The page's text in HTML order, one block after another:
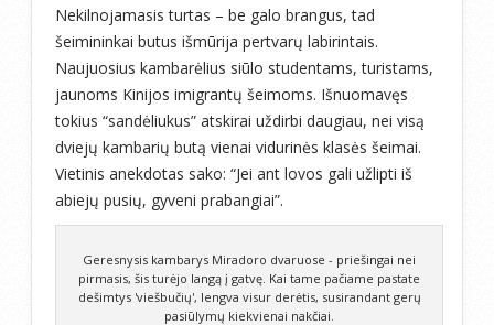
Nekilnojamasis turtas – be galo brangus, tad
šeimininkai butus išmūrija pertvarų labirintais.
Naujuosius kambarėlius siūlo studentams, turistams,
jaunoms Kinijos imigrantų šeimoms. Išnuomavęs
tokius “sandėliukus” atskirai uždirbi daugiau, nei visą
dviejų kambarių butą vienai vidurinės klasės šeimai.
Vietinis anekdotas sako: “Jei ant lovos gali užlipti iš
abiejų pusių, gyveni prabangiai”.
Geresnysis kambarys Miradoro dvaruose - priešingai nei
pirmasis, šis turėjo langą į gatvę. Kai tame pačiame pastate
dešimtys 'viešbučių', lengva visur derėtis, susirandant gerų
pasiūlymų kiekvienai nakčiai.